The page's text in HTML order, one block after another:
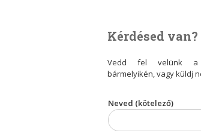
Kérdésed van?
Vedd fel velünk a
bármelyikén, vagy küldj
Neved (kötelező)